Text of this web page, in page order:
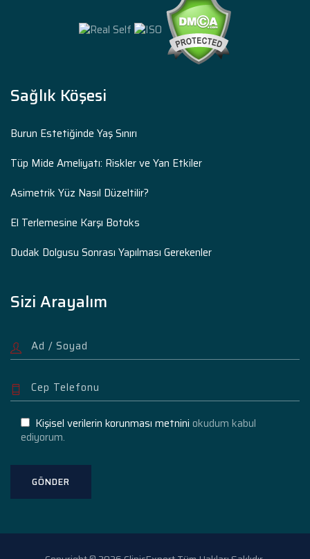
Sağlık Köşesi
Burun Estetiğinde Yaş Sınırı
Tüp Mide Ameliyatı: Riskler ve Yan Etkiler
Asimetrik Yüz Nasıl Düzeltilir?
El Terlemesine Karşı Botoks
Dudak Dolgusu Sonrası Yapılması Gerekenler
Sizi Arayalım
Kişisel verilerin korunması metnini okudum kabul
ediyorum.